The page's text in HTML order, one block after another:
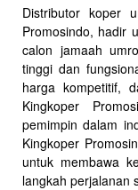
Distributor koper
Promosindo, hadir
calon jamaah
tinggi dan
harga kompetitif,
Kingkoper
pemimpin dalam
Kingkoper
untuk membawa
langkah perjalanan